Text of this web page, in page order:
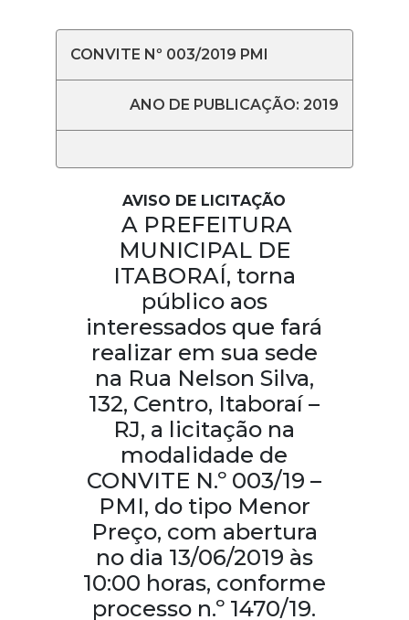
CONVITE Nº 003/2019 PMI
ANO DE PUBLICAÇÃO: 2019
AVISO DE LICITAÇÃO
A PREFEITURA
MUNICIPAL DE
ITABORAÍ, torna
público aos
interessados que fará
realizar em sua sede
na Rua Nelson Silva,
132, Centro, Itaboraí –
RJ, a licitação na
modalidade de
CONVITE N.º 003/19 –
PMI, do tipo Menor
Preço, com abertura
no dia 13/06/2019 às
10:00 horas, conforme
processo n.º 1470/19.